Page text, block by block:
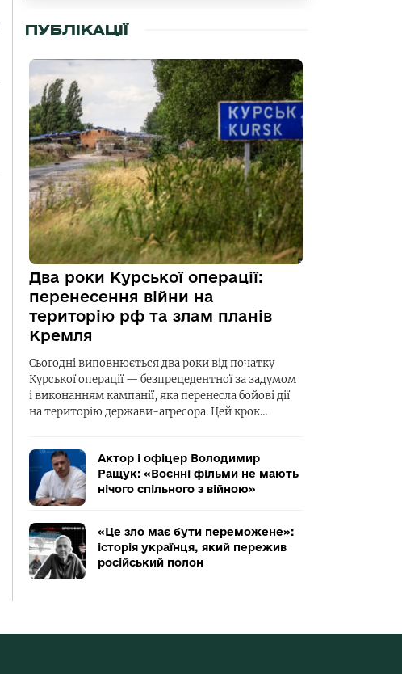
ПУБЛІКАЦІЇ
Два роки Курської операції:
перенесення війни на
територію рф та злам планів
Кремля
Сьогодні виповнюється два роки від початку
Курської операції — безпрецедентної за задумом
і виконанням кампанії, яка перенесла бойові дії
на територію держави-агресора. Цей крок…
Актор і офіцер Володимир
Ращук: «Воєнні фільми не мають
нічого спільного з війною»
«Це зло має бути переможене»:
історія українця, який пережив
російський полон